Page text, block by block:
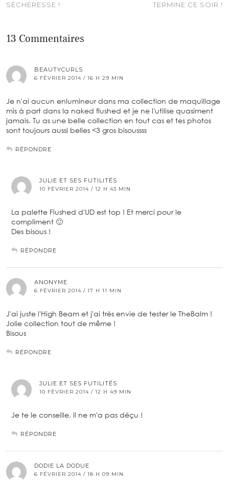
SÉCHERESSE !
TERMINE CE SOIR !
13 Commentaires
BEAUTYCURLS
6 FÉVRIER 2014 / 16 H 29 MIN
Je n'ai aucun enlumineur dans ma collection de maquillage
mis à part dans la naked flushed et je ne l'utilise quasiment
jamais. Tu as une belle collection en tout cas et tes photos
sont toujours aussi belles <3 gros bisoussss
RÉPONDRE
JULIE ET SES FUTILITÉS
10 FÉVRIER 2014 / 12 H 43 MIN
La palette Flushed d'UD est top ! Et merci pour le
compliment 🙂
Des bisous !
RÉPONDRE
ANONYME
6 FÉVRIER 2014 / 17 H 11 MIN
J'ai juste l'High Beam et j'ai très envie de tester le TheBalm !
Jolie collection tout de même !
Bisous
RÉPONDRE
JULIE ET SES FUTILITÉS
10 FÉVRIER 2014 / 12 H 49 MIN
Je te le conseille, il ne m'a pas déçu !
RÉPONDRE
DODIE LA DODUE
6 FÉVRIER 2014 / 18 H 09 MIN